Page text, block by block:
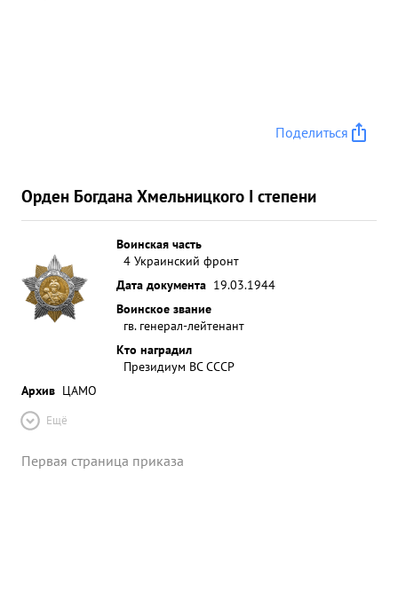
Поделиться
Орден Богдана Хмельницкого I степени
Воинская часть
4 Украинский фронт
Дата документа 19.03.1944
Воинское звание
гв. генерал-лейтенант
Кто наградил
Президиум ВС СССР
Архив ЦАМО
Ещё
Первая страница приказа